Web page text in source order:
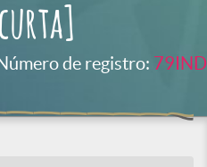
de registro: 79IND